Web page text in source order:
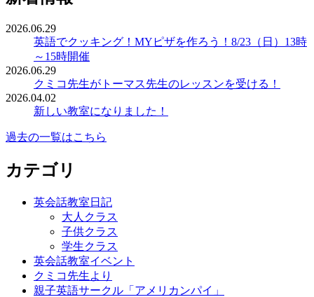
2026.06.29
英語でクッキング！MYピザを作ろう！8/23（日）13時
～15時開催
2026.06.29
クミコ先生がトーマス先生のレッスンを受ける！
2026.04.02
新しい教室になりました！
過去の一覧はこちら
カテゴリ
英会話教室日記
大人クラス
子供クラス
学生クラス
英会話教室イベント
クミコ先生より
親子英語サークル「アメリカンパイ」